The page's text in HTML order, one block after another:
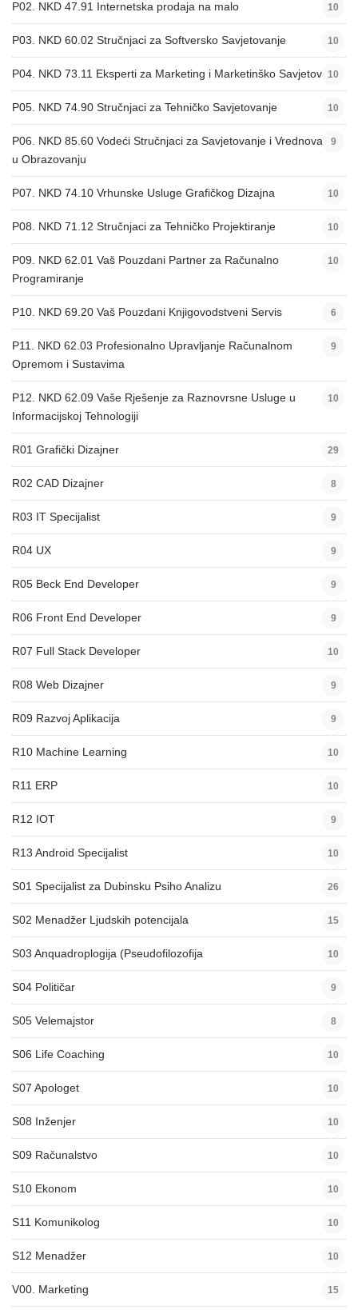
P02. NKD 47.91 Internetska prodaja na malo 10
P03. NKD 60.02 Stručnjaci za Softversko Savjetovanje 10
P04. NKD 73.11 Eksperti za Marketing i Marketinško Savjetovanje
10
P05. NKD 74.90 Stručnjaci za Tehničko Savjetovanje 10
P06. NKD 85.60 Vodeći Stručnjaci za Savjetovanje i Vrednovanje
u Obrazovanju
9
P07. NKD 74.10 Vrhunske Usluge Grafičkog Dizajna 10
P08. NKD 71.12 Stručnjaci za Tehničko Projektiranje 10
P09. NKD 62.01 Vaš Pouzdani Partner za Računalno
Programiranje
10
P10. NKD 69.20 Vaš Pouzdani Knjigovodstveni Servis 6
P11. NKD 62.03 Profesionalno Upravljanje Računalnom
Opremom i Sustavima
9
P12. NKD 62.09 Vaše Rješenje za Raznovrsne Usluge u
Informacijskoj Tehnologiji
10
R01 Grafički Dizajner 29
R02 CAD Dizajner 8
R03 IT Specijalist 9
R04 UX 9
R05 Beck End Developer 9
R06 Front End Developer 9
R07 Full Stack Developer 10
R08 Web Dizajner 9
R09 Razvoj Aplikacija 9
R10 Machine Learning 10
R11 ERP 10
R12 IOT 9
R13 Android Specijalist 10
S01 Specijalist za Dubinsku Psiho Analizu 26
S02 Menadžer Ljudskih potencijala 15
S03 Anquadroplogija (Pseudofilozofija 10
S04 Političar 9
S05 Velemajstor 8
S06 Life Coaching 10
S07 Apologet 10
S08 Inženjer 10
S09 Računalstvo 10
S10 Ekonom 10
S11 Komunikolog 10
S12 Menadžer 10
V00. Marketing 15